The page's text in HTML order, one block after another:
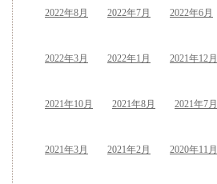
2022年8月 2022年7月 2022年6月
2022年3月 2022年1月 2021年12月
2021年10月 2021年8月 2021年7月
2021年3月 2021年2月 2020年11月